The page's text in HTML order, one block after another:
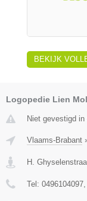
BEKIJK
Logopedie Lien
Niet gevestigd
Vlaams-Brabant
H.
Tel: 0496104097